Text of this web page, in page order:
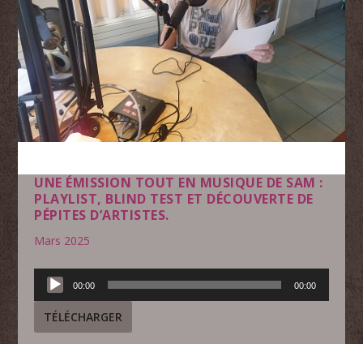
UNE ÉMISSION TOUT EN MUSIQUE DE SAM :
PLAYLIST, BLIND TEST ET DÉCOUVERTE DE
PÉPITES D’ARTISTES.
Mars 2025
Lecteur
audio
00:00 00:00
TÉLÉCHARGER